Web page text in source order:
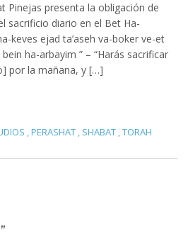
Pinejas presenta la obligación de
sacrificio diario en el Bet Ha-
keves ejad ta’aseh va-boker ve-et
ha-arbayim ” – “Harás sacrificar
por la mañana, y […]
,PERASHAT , SHABAT ,TORAH